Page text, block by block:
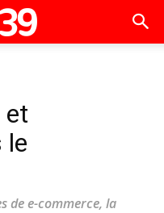
et
le
de e-commerce, la